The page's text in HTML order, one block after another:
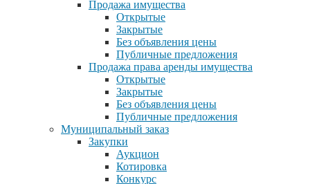
Продажа имущества
Открытые
Закрытые
Без объявления цены
Публичные предложения
Продажа права аренды имущества
Открытые
Закрытые
Без объявления цены
Публичные предложения
Муниципальный заказ
Закупки
Аукцион
Котировка
Конкурс